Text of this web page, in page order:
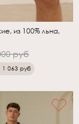
из 100% льна,
руб
1 063 руб